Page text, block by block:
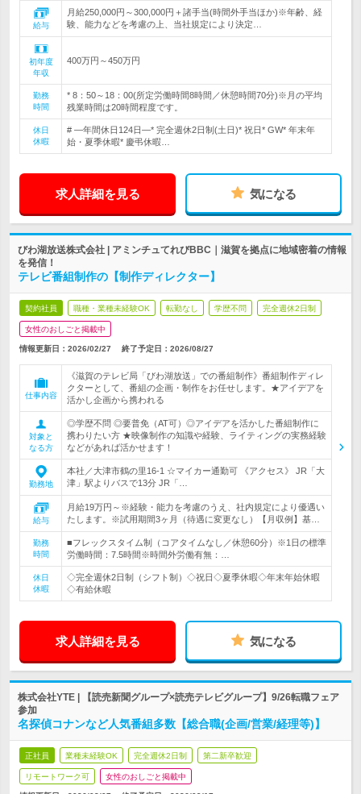
給与
月給250,000円～300,000円＋諸手当(時間外手当ほか)※年齢、経
験、能力などを考慮の上、当社規定により決定…
初年度
年収
400万円～450万円
勤務
時間
* 8：50～18：00(所定労働時間8時間／休憩時間70分)※月の平均
残業時間は20時間程度です。
休日
休暇
# ―年間休日124日―* 完全週休2日制(土日)* 祝日* GW* 年末年
始・夏季休暇* 慶弔休暇…
求人詳細を見る 気になる
びわ湖放送株式会社 | アミンチュてれびBBC｜滋賀を拠点に地域密着の情報
を発信！
テレビ番組制作の【制作ディレクター】
契約社員 職種・業種未経験OK 転勤なし 学歴不問 完全週休2日制
女性のおしごと掲載中
情報更新日：2026/02/27 終了予定日： 2026/08/27
仕事内容
《滋賀のテレビ局「びわ湖放送」での番組制作》番組制作ディレ
クターとして、番組の企画・制作をお任せします。★アイデアを
活かし企画から携われる
対象と
なる方
◎学歴不問 ◎要普免（AT可）◎アイデアを活かした番組制作に
携わりたい方 ★映像制作の知識や経験、ライティングの実務経験
などがあれば活かせます！
勤務地
本社／大津市鶴の里16-1 ☆マイカー通勤可 《アクセス》 JR「大
津」駅よりバスで13分 JR「…
給与
月給19万円～※経験・能力を考慮のうえ、社内規定により優遇い
たします。※試用期間3ヶ月（待遇に変更なし）【月収例】基…
勤務
時間
■フレックスタイム制（コアタイムなし／休憩60分）※1日の標準
労働時間：7.5時間※時間外労働有無：…
休日
休暇
◇完全週休2日制（シフト制）◇祝日◇夏季休暇◇年末年始休暇
◇有給休暇
求人詳細を見る 気になる
株式会社YTE | 【読売新聞グループ×読売テレビグループ】9/26転職フェア
参加
名探偵コナンなど人気番組多数【総合職(企画/営業/経理等)】
正社員 業種未経験OK 完全週休2日制 第二新卒歓迎
リモートワーク可 女性のおしごと掲載中